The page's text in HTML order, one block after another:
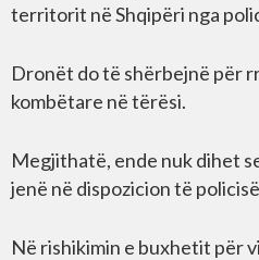
territorit në Shqipëri nga
Dronët do të shërbejnë për
kombëtare në tërësi.
Megjithatë, ende nuk dihet
jenë në dispozicion të
Në rishikimin e buxhetit për